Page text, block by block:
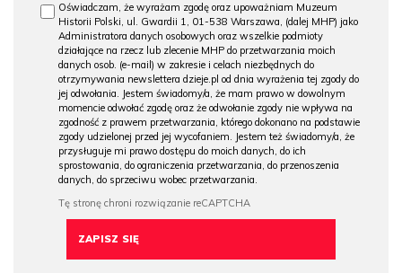
Oświadczam, że wyrażam zgodę oraz upoważniam Muzeum
Historii Polski, ul. Gwardii 1, 01-538 Warszawa, (dalej MHP) jako
Administratora danych osobowych oraz wszelkie podmioty
działające na rzecz lub zlecenie MHP do przetwarzania moich
danych osob. (e-mail) w zakresie i celach niezbędnych do
otrzymywania newslettera dzieje.pl od dnia wyrażenia tej zgody do
jej odwołania. Jestem świadomy/a, że mam prawo w dowolnym
momencie odwołać zgodę oraz że odwołanie zgody nie wpływa na
zgodność z prawem przetwarzania, którego dokonano na podstawie
zgody udzielonej przed jej wycofaniem. Jestem też świadomy/a, że
przysługuje mi prawo dostępu do moich danych, do ich
sprostowania, do ograniczenia przetwarzania, do przenoszenia
danych, do sprzeciwu wobec przetwarzania.